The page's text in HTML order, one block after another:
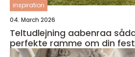
inspiration
04. March 2026
Teltudlejning aabenraa sådan skaber du den
perfekte ramme om din fest